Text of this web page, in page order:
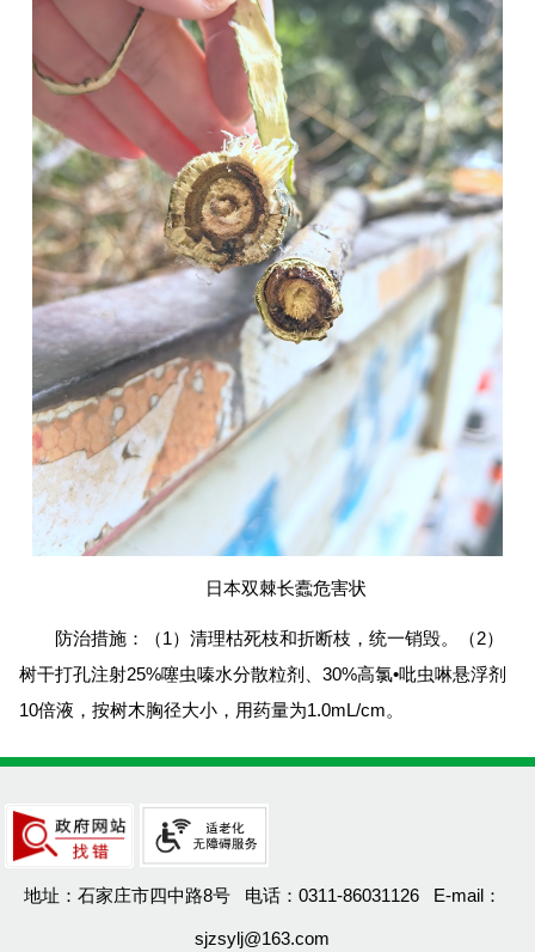
日本双棘长蠹危害状
防治措施：（1）清理枯死枝和折断枝，统一销毁。（2）
树干打孔注射25%噻虫嗪水分散粒剂、30%高氯•吡虫啉悬浮剂
10倍液，按树木胸径大小，用药量为1.0mL/cm。